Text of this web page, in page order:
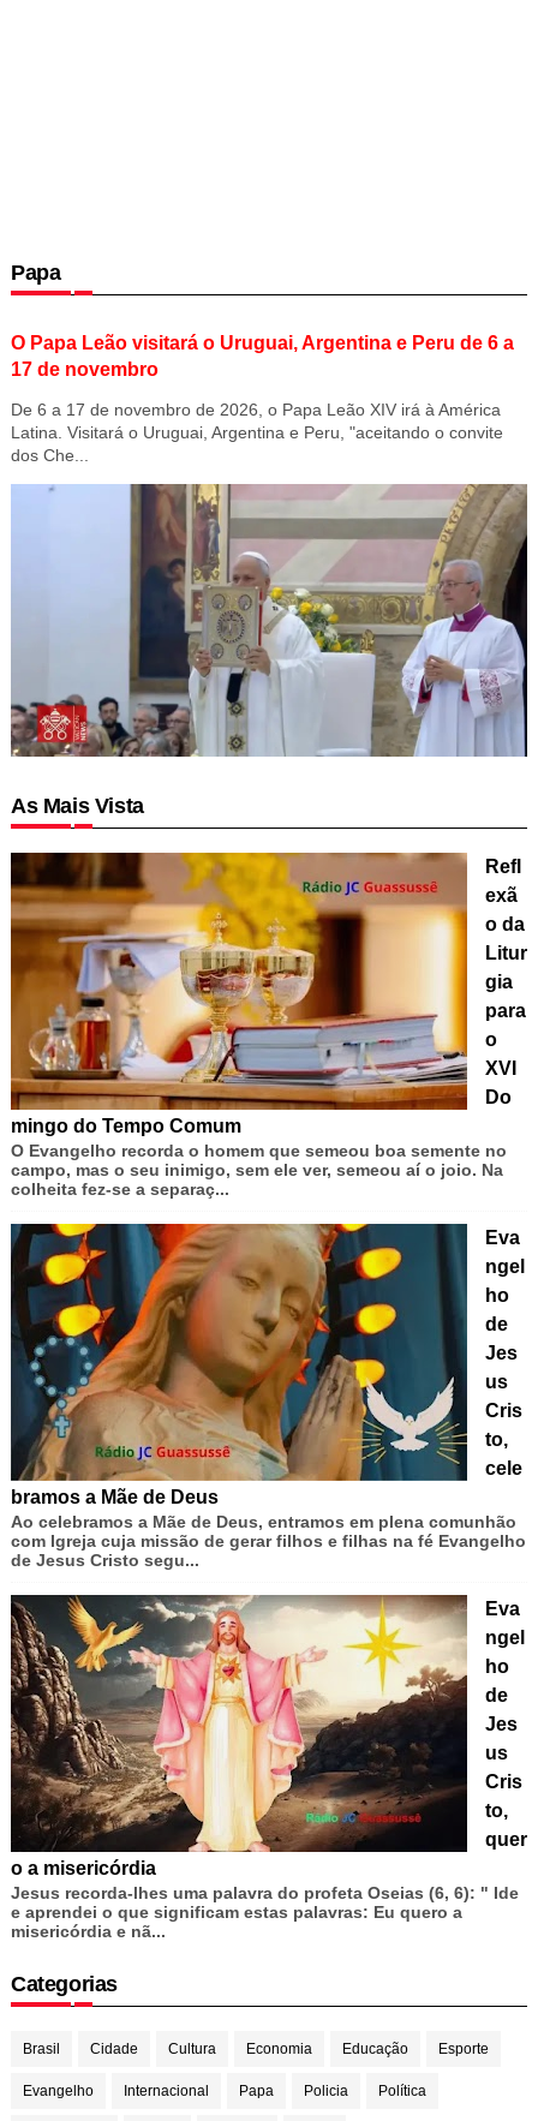
Papa
O Papa Leão visitará o Uruguai, Argentina e Peru de 6 a
17 de novembro
De 6 a 17 de novembro de 2026, o Papa Leão XIV irá à América
Latina. Visitará o Uruguai, Argentina e Peru, "aceitando o convite
dos Che...
As Mais Vista
Refl
exã
o da
Litur
gia
para
o
XVI
Do
mingo do Tempo Comum
O Evangelho recorda o homem que semeou boa semente no
campo, mas o seu inimigo, sem ele ver, semeou aí o joio. Na
colheita fez-se a separaç...
Eva
ngel
ho
de
Jes
us
Cris
to,
cele
bramos a Mãe de Deus
Ao celebramos a Mãe de Deus, entramos em plena comunhão
com Igreja cuja missão de gerar filhos e filhas na fé Evangelho
de Jesus Cristo segu...
Eva
ngel
ho
de
Jes
us
Cris
to,
quer
o a misericórdia
Jesus recorda-lhes uma palavra do profeta Oseias (6, 6): " Ide
e aprendei o que significam estas palavras: Eu quero a
misericórdia e nã...
Categorias
Brasil Cidade Cultura Economia Educação Esporte
Evangelho Internacional Papa Policia Política